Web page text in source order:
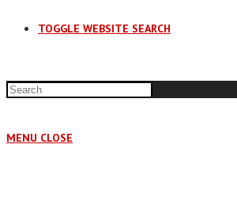
TOGGLE WEBSITE SEARCH
MENU CLOSE